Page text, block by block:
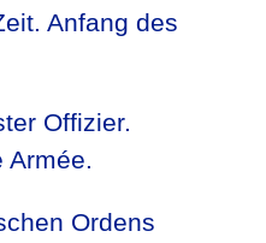
Anfang des
Offizier.
Ordens